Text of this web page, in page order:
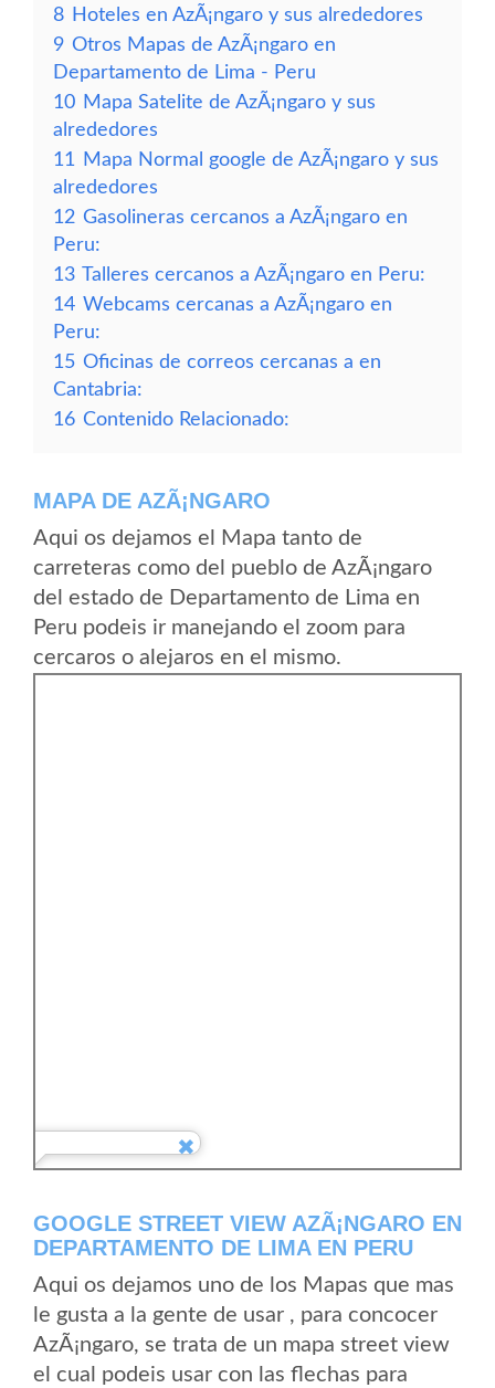
8 Hoteles en AzÃ¡ngaro y sus alrededores
9 Otros Mapas de AzÃ¡ngaro en
Departamento de Lima - Peru
10 Mapa Satelite de AzÃ¡ngaro y sus
alrededores
11
Mapa Normal google de AzÃ¡ngaro y sus
alrededores
12 Gasolineras cercanos a AzÃ¡ngaro en
Peru:
13 Talleres cercanos a AzÃ¡ngaro en Peru:
14 Webcams cercanas a AzÃ¡ngaro en
Peru:
15 Oficinas de correos cercanas a en
Cantabria:
16 Contenido Relacionado:
MAPA DE AZÃ¡NGARO
Aqui os dejamos el Mapa tanto de
carreteras como del pueblo de AzÃ¡ngaro
del estado de Departamento de Lima en
Peru podeis ir manejando el zoom para
cercaros o alejaros en el mismo.
GOOGLE STREET VIEW AZÃ¡NGARO EN
DEPARTAMENTO DE LIMA EN PERU
Aqui os dejamos uno de los Mapas que mas
le gusta a la gente de usar , para concocer
AzÃ¡ngaro, se trata de un mapa street view
el cual podeis usar con las flechas para